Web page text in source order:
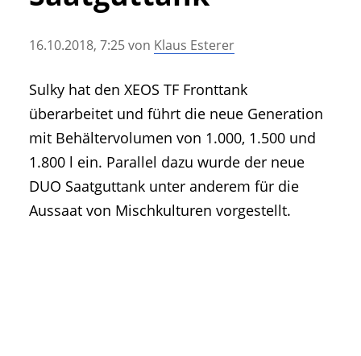
• Geschichte und Geschichten
• Messen und Veranstaltungen
• Agritechnica Neuheiten Archiv
• Artikel nach Hersteller/Marke
16.10.2018, 7:25von Klaus Esterer
Sulky hat den XEOS TF Fronttank
überarbeitet und führt die neue Generation
mit Behältervolumen von 1.000, 1.500 und
1.800 l ein. Parallel dazu wurde der neue
DUO Saatguttank unter anderem für die
Aussaat von Mischkulturen vorgestellt.